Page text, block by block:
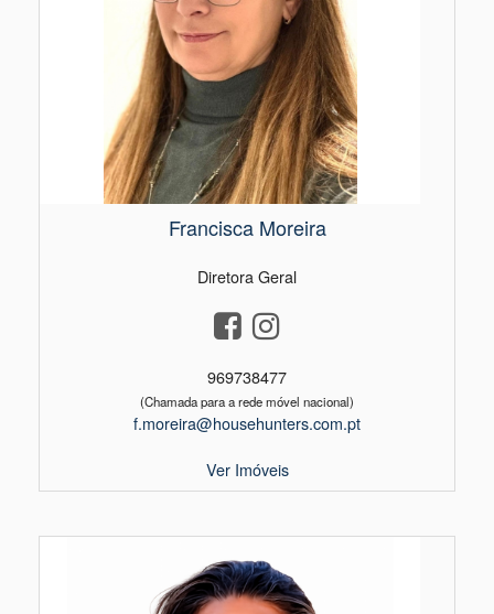
Francisca Moreira
Diretora Geral
969738477
(Chamada para a rede móvel nacional)
f.moreira@househunters.com.pt
Ver Imóveis